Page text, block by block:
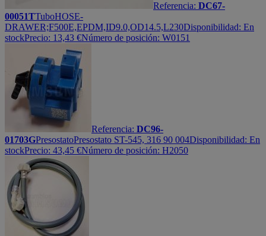
Referencia: DC67-
00051TTuboHOSE-
DRAWER;F500E,EPDM,ID9.0,OD14.5,L230Disponibilidad: En
stockPrecio: 13,43 €Número de posición: W0151
Referencia: DC96-
01703GPresostatoPresostato ST-545, 316 90 004Disponibilidad: En
stockPrecio: 43,45 €Número de posición: H2050